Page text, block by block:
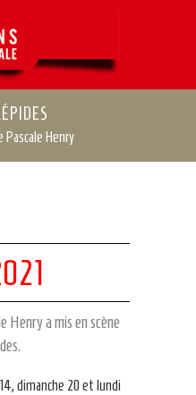
Pascale Henry
Henry a mis en scène
dimanche 20 et lundi